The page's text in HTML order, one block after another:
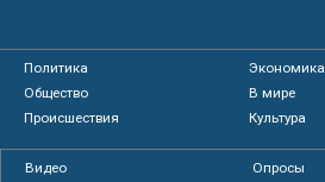
Политика
Экономика
Общество
В мире
Происшествия
Культура
Видео
Опросы